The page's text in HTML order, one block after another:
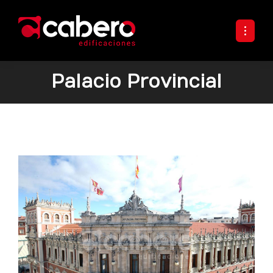
Palacio Provincial